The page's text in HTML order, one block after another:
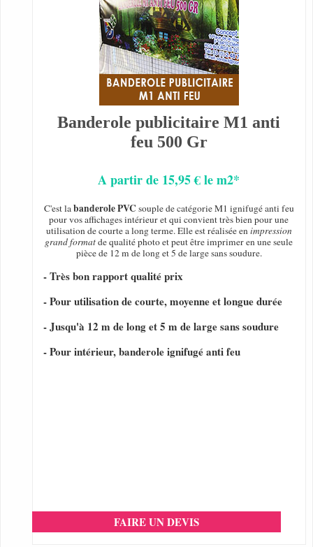
Banderole publicitaire M1 anti
feu 500 Gr
A partir de 15,95 € le m2*
C'est labanderole PVC souple de catégorie M1 ignifugé anti feu
pour vos affichages intérieur et qui convient très bien pour une
utilisation de courte a long terme. Elle est réalisée enimpression
grand formatde qualité photo et peut être imprimer en une seule
pièce de 12 m de long et 5 de large sans soudure.
- Très bon rapport qualité prix
- Pour utilisation de courte, moyenne et longue durée
- Jusqu'à 12 m de long et 5 m de large sans soudure
- Pour intérieur, banderole ignifugé anti feu
FAIRE UN DEVIS